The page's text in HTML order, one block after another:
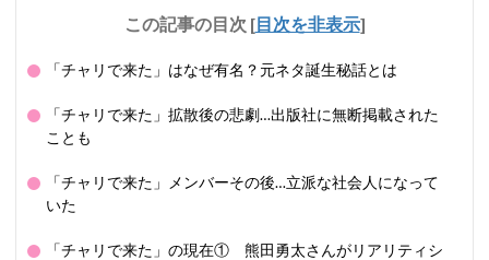
この記事の目次 [目次を非表示]
「チャリで来た」はなぜ有名？元ネタ誕生秘話とは
「チャリで来た」拡散後の悲劇…出版社に無断掲載された
ことも
「チャリで来た」メンバーその後…立派な社会人になって
いた
「チャリで来た」の現在① 熊田勇太さんがリアリティシ